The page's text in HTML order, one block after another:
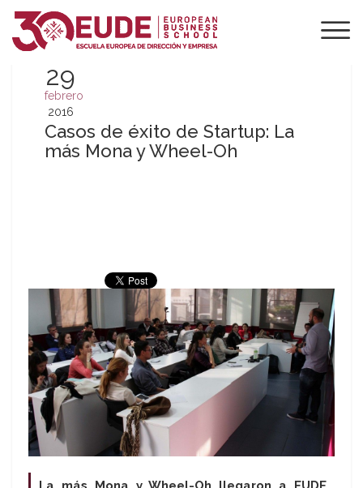
29
febrero
2016
Casos de éxito de Startup: La
más Mona y Wheel-Oh